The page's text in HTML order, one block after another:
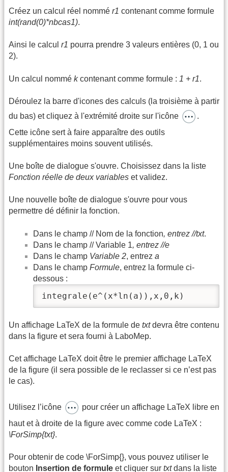
Créez un calcul réel nommé r1 contenant comme formule
int(rand(0)*nbcas1).
Ainsi le calcul r1 pourra prendre 3 valeurs entières (0, 1 ou
2).
Un calcul nommé kcontenant comme formule : 1 + r1.
Déroulez la barre d'icones des calculs (la troisième à partir
du bas) et cliquez à l'extrémité droite sur l'icône
.
Cette icône sert à faire apparaître des outils
supplémentaires moins souvent utilisés.
Une boîte de dialogue s'ouvre. Choisissez dans la liste
Fonction réelle de deux variables et validez.
Une nouvelle boîte de dialogue s'ouvre pour vous
permettre dé définir la fonction.
Dans le champ // Nom de la fonction, entrez //txt.
Dans le champ // Variable 1, entrez //e
Dans le champ Variable 2, entrez a
Dans le champ Formule, entrez la formule ci-
dessous :
integrale(e^(x*ln(a)),x,0,k)
Un affichage LaTeX de la formule de txtdevra être contenu
dans la figure et sera fourni à LaboMep.
Cet affichage LaTeX doit être le premier affichage LaTeX
de la figure (il sera possible de le reclasser si ce n’est pas
le cas).
Utilisez l’icône
pour créer un affichage LaTeX libre en
haut et à droite de la figure avec comme code LaTeX :
\ForSimp{txt}.
Pour obtenir de code \ForSimp{}, vous pouvez utiliser le
bouton Insertion de formule et cliquer sur txtdans la liste